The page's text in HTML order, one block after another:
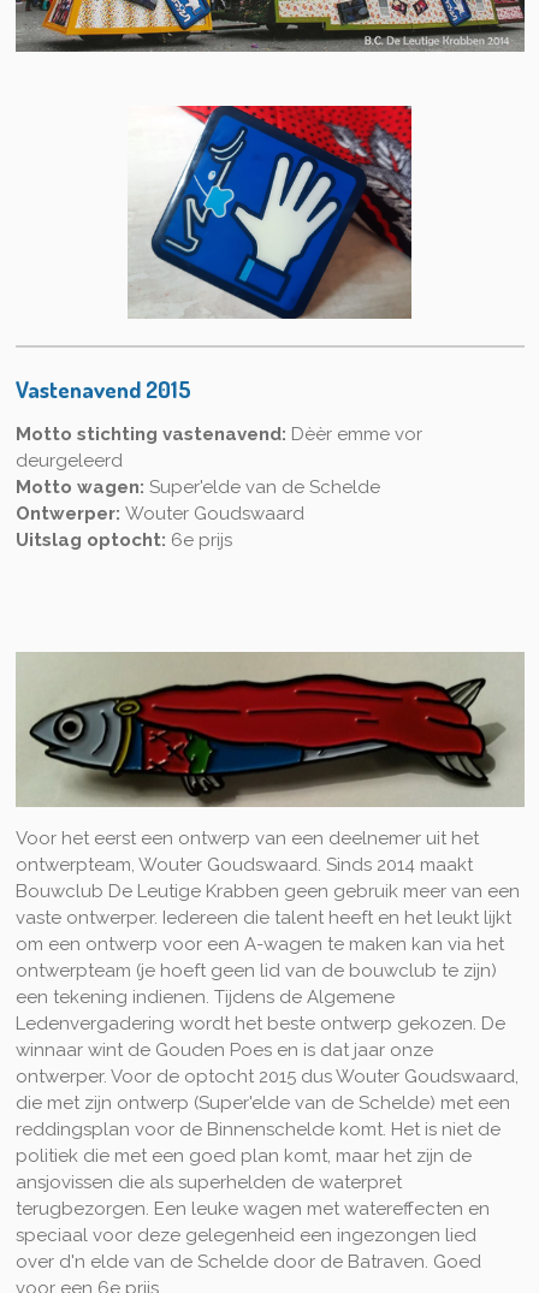
Vastenavend 2015
Motto stichting vastenavend: Dèèr emme vor
deurgeleerd
Motto wagen: Super'elde van de Schelde
Ontwerper: Wouter Goudswaard
Uitslag optocht: 6e prijs
Voor het eerst een ontwerp van een deelnemer uit het
ontwerpteam, Wouter Goudswaard. Sinds 2014 maakt
Bouwclub De Leutige Krabben geen gebruik meer van een
vaste ontwerper. Iedereen die talent heeft en het leukt lijkt
om een ontwerp voor een A-wagen te maken kan via het
ontwerpteam (je hoeft geen lid van de bouwclub te zijn)
een tekening indienen. Tijdens de Algemene
Ledenvergadering wordt het beste ontwerp gekozen. De
winnaar wint de Gouden Poes en is dat jaar onze
ontwerper. Voor de optocht 2015 dus Wouter Goudswaard,
die met zijn ontwerp (Super'elde van de Schelde) met een
reddingsplan voor de Binnenschelde komt. Het is niet de
politiek die met een goed plan komt, maar het zijn de
ansjovissen die als superhelden de waterpret
terugbezorgen. Een leuke wagen met watereffecten en
speciaal voor deze gelegenheid een ingezongen lied
over d'n elde van de Schelde door de Batraven. Goed